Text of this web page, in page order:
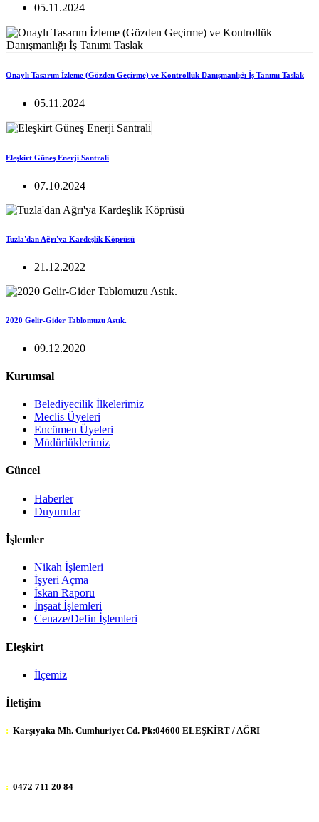
05.11.2024
Onaylı Tasarım İzleme (Gözden Geçirme) ve Kontrollük Danışmanlığı İş Tanımı Taslak
05.11.2024
Eleşkirt Güneş Enerji Santrali
07.10.2024
Tuzla'dan Ağrı'ya Kardeşlik Köprüsü
21.12.2022
2020 Gelir-Gider Tablomuzu Astık.
09.12.2020
Kurumsal
Belediyecilik İlkelerimiz
Meclis Üyeleri
Encümen Üyeleri
Müdürlüklerimiz
Güncel
Haberler
Duyurular
İşlemler
Nikah İşlemleri
İşyeri Açma
İskan Raporu
İnşaat İşlemleri
Cenaze/Defin İşlemleri
Eleşkirt
İlçemiz
İletişim
: Karşıyaka Mh. Cumhuriyet Cd. Pk:04600 ELEŞKİRT / AĞRI
: 0472 711 20 84